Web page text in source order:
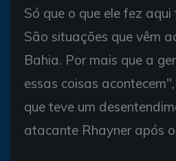
Só que o que ele fez
São situações que vêm
Bahia. Por mais que a
essas coisas
que teve um
atacante Rhayner após